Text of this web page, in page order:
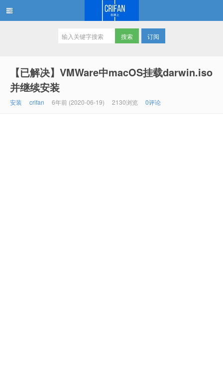
订阅
【已解决】VMWare中macOS挂载darwin.iso
并继续安装
安装 crifan 6年前 (2020-06-19) 2130浏览 0评论